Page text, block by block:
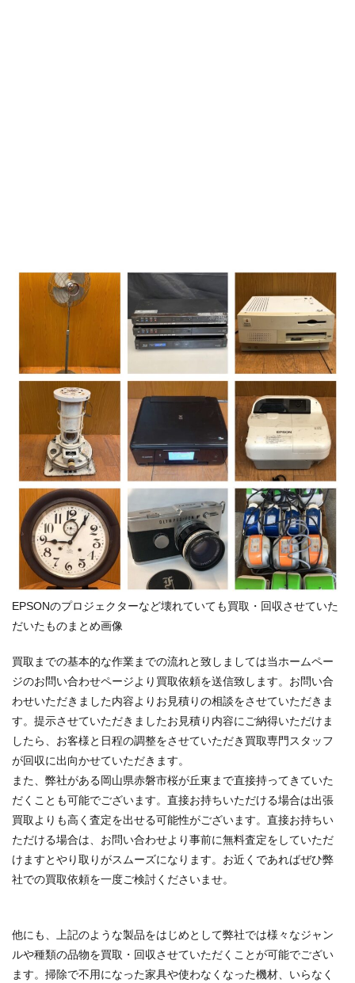
EPSONのプロジェクターなど壊れていても買取・回収させていた
だいたものまとめ画像
買取までの基本的な作業までの流れと致しましては当ホームペー
ジのお問い合わせページより買取依頼を送信致します。お問い合
わせいただきました内容よりお見積りの相談をさせていただきま
す。提示させていただきましたお見積り内容にご納得いただけま
したら、お客様と日程の調整をさせていただき買取専門スタッフ
が回収に出向かせていただきます。
また、弊社がある岡山県赤磐市桜が丘東まで直接持ってきていた
だくことも可能でございます。直接お持ちいただける場合は出張
買取よりも高く査定を出せる可能性がございます。直接お持ちい
ただける場合は、お問い合わせより事前に無料査定をしていただ
けますとやり取りがスムーズになります。お近くであればぜひ弊
社での買取依頼を一度ご検討くださいませ。
他にも、上記のような製品をはじめとして弊社では様々なジャン
ルや種類の品物を買取・回収させていただくことが可能でござい
ます。掃除で不用になった家具や使わなくなった機材、いらなく